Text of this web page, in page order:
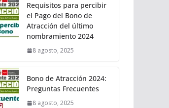
Requisitos para percibir
el Pago del Bono de
Atracción del último
nombramiento 2024
8 agosto, 2025
Bono de Atracción 2024:
Preguntas Frecuentes
8 agosto, 2025